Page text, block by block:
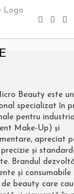
Beauty este
specializat în
pentru
Make-Up) și
apreciat
și
Brandul
și
beauty care